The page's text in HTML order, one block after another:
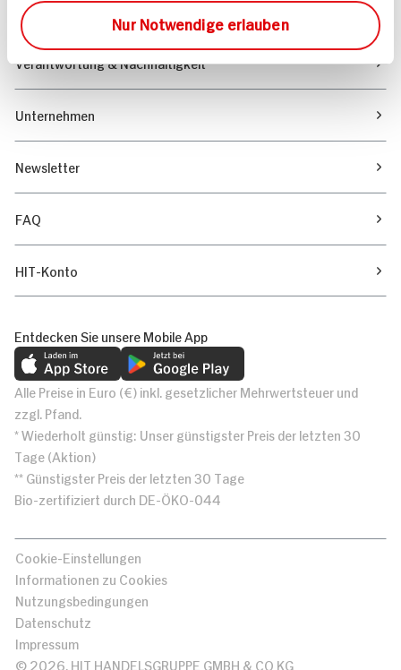
Nur Notwendige erlauben
Unser Magazin
Verantwortung & Nachhaltigkeit
Unternehmen
Newsletter
FAQ
HIT-Konto
Entdecken Sie unsere Mobile App
Alle Preise in Euro (€) inkl. gesetzlicher Mehrwertsteuer und
zzgl. Pfand.
* Wiederholt günstig: Unser günstigster Preis der letzten 30
Tage (Aktion)
** Günstigster Preis der letzten 30 Tage
Bio-zertifiziert durch DE-ÖKO-044
Cookie-Einstellungen
Informationen zu Cookies
Nutzungsbedingungen
Datenschutz
Impressum
© 2026, HIT HANDELSGRUPPE GMBH & CO KG